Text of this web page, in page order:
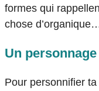
formes qui
chose
Un
Pour personnifier